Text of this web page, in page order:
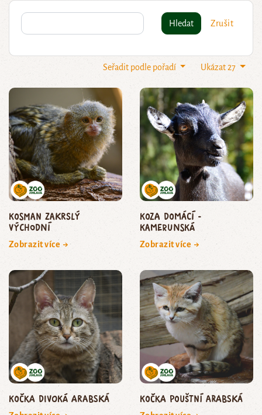
Hledat Zrušit
Ukázat 27
Seřadit podle pořadí
kosman zakrslý
východní
Zobrazit více →
koza domácí -
kamerunská
Zobrazit více →
kočka divoká arabská kočka pouštní arabská